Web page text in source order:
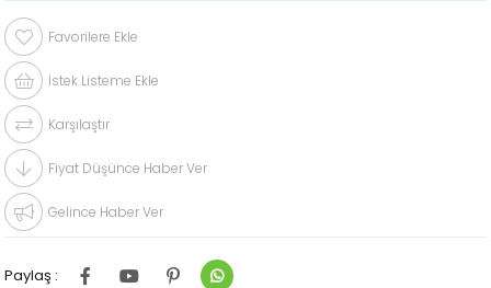
Favorilere Ekle
İstek Listeme Ekle
Karşılaştır
Fiyat Düşünce Haber Ver
Gelince Haber Ver
Paylaş :